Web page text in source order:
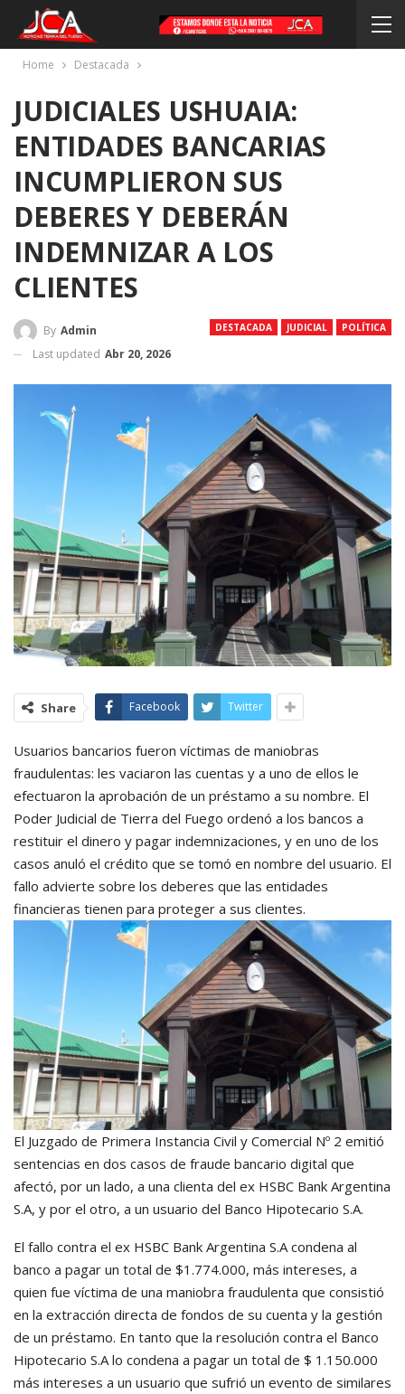
Home Destacada
JUDICIALES USHUAIA:
ENTIDADES BANCARIAS
INCUMPLIERON SUS
DEBERES Y DEBERÁN
INDEMNIZAR A LOS
CLIENTES
DESTACADA JUDICIAL POLÍTICA
By Admin
Last updated Abr 20, 2026
Share Facebook Twitter
Usuarios bancarios fueron víctimas de maniobras
fraudulentas: les vaciaron las cuentas y a uno de ellos le
efectuaron la aprobación de un préstamo a su nombre. El
Poder Judicial de Tierra del Fuego ordenó a los bancos a
restituir el dinero y pagar indemnizaciones, y en uno de los
casos anuló el crédito que se tomó en nombre del usuario. El
fallo advierte sobre los deberes que las entidades
financieras tienen para proteger a sus clientes.
El Juzgado de Primera Instancia Civil y Comercial Nº 2 emitió
sentencias en dos casos de fraude bancario digital que
afectó, por un lado, a una clienta del ex HSBC Bank Argentina
S.A, y por el otro, a un usuario del Banco Hipotecario S.A.
El fallo contra el ex HSBC Bank Argentina S.A condena al
banco a pagar un total de $1.774.000, más intereses, a
quien fue víctima de una maniobra fraudulenta que consistió
en la extracción directa de fondos de su cuenta y la gestión
de un préstamo. En tanto que la resolución contra el Banco
Hipotecario S.A lo condena a pagar un total de $ 1.150.000
más intereses a un usuario que sufrió un evento de similares